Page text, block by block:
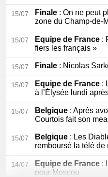
15/07 Finale : On ne peut
zone du Champ-de-
15/07 Equipe de France :
fiers les français »
15/07 Finale : Nicolas
15/07 Equipe de France :
à l’Élysée lundi
15/07 Belgique : Après
Courtois fait son
15/07 Belgique : Les
remboursé la télé
14/07 Equipe de France :
pour Moscou